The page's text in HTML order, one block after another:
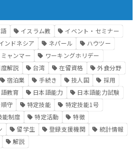
イスラム教
イベント・セミナー
ンドネシア ネパール
ハウツー
ミャンマー
ワーキングホリデー
解説 台湾 在留資格
外食分野
宿泊業 手続き 技人国
採用
教育 日本語能力
日本語能力試験
守 特定技能
特定技能1号
能制度 特定活動
特徴
留学生 登録支援機関
統計情報
解説